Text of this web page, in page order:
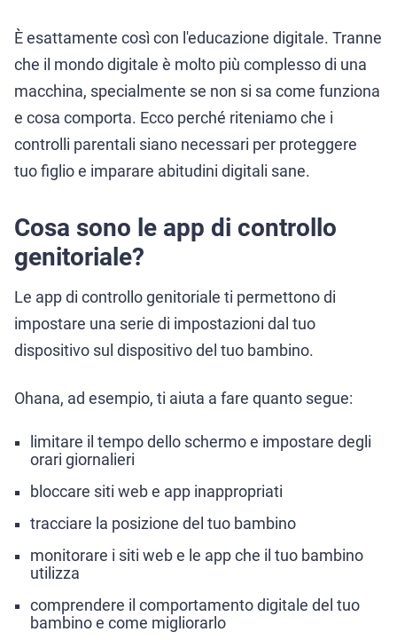
È esattamente così con l'educazione digitale. Tranne
che il mondo digitale è molto più complesso di una
macchina, specialmente se non si sa come funziona
e cosa comporta. Ecco perché riteniamo che i
controlli parentali siano necessari per proteggere
tuo figlio e imparare abitudini digitali sane.
Cosa sono le app di controllo
genitoriale?
Le app di controllo genitoriale ti permettono di
impostare una serie di impostazioni dal tuo
dispositivo sul dispositivo del tuo bambino.
Ohana, ad esempio, ti aiuta a fare quanto segue:
limitare il tempo dello schermo e impostare degli
orari giornalieri
bloccare siti web e app inappropriati
tracciare la posizione del tuo bambino
monitorare i siti web e le app che il tuo bambino
utilizza
comprendere il comportamento digitale del tuo
bambino e come migliorarlo